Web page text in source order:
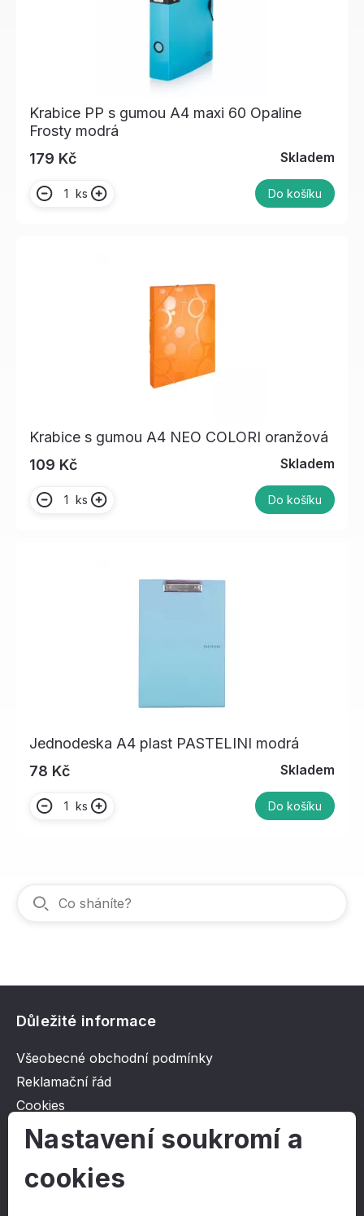
Krabice PP s gumou A4 maxi 60 Opaline
Frosty modrá
179 Kč
Skladem
ks Do košíku
Krabice s gumou A4 NEO COLORI oranžová
109 Kč
Skladem
ks Do košíku
Jednodeska A4 plast PASTELINI modrá
78 Kč
Skladem
ks Do košíku
Důležité informace
Všeobecné obchodní podmínky
Reklamační řád
Cookies
Ochrana osobních údajů
O společnosti
Nastavení soukromí a
cookies